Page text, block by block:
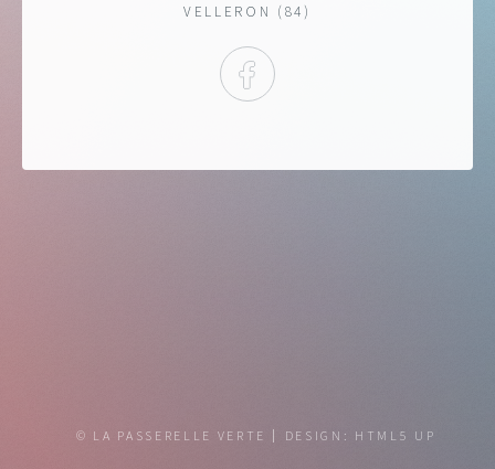
VELLERON (84)
© LA PASSERELLE VERTE DESIGN: HTML5 UP